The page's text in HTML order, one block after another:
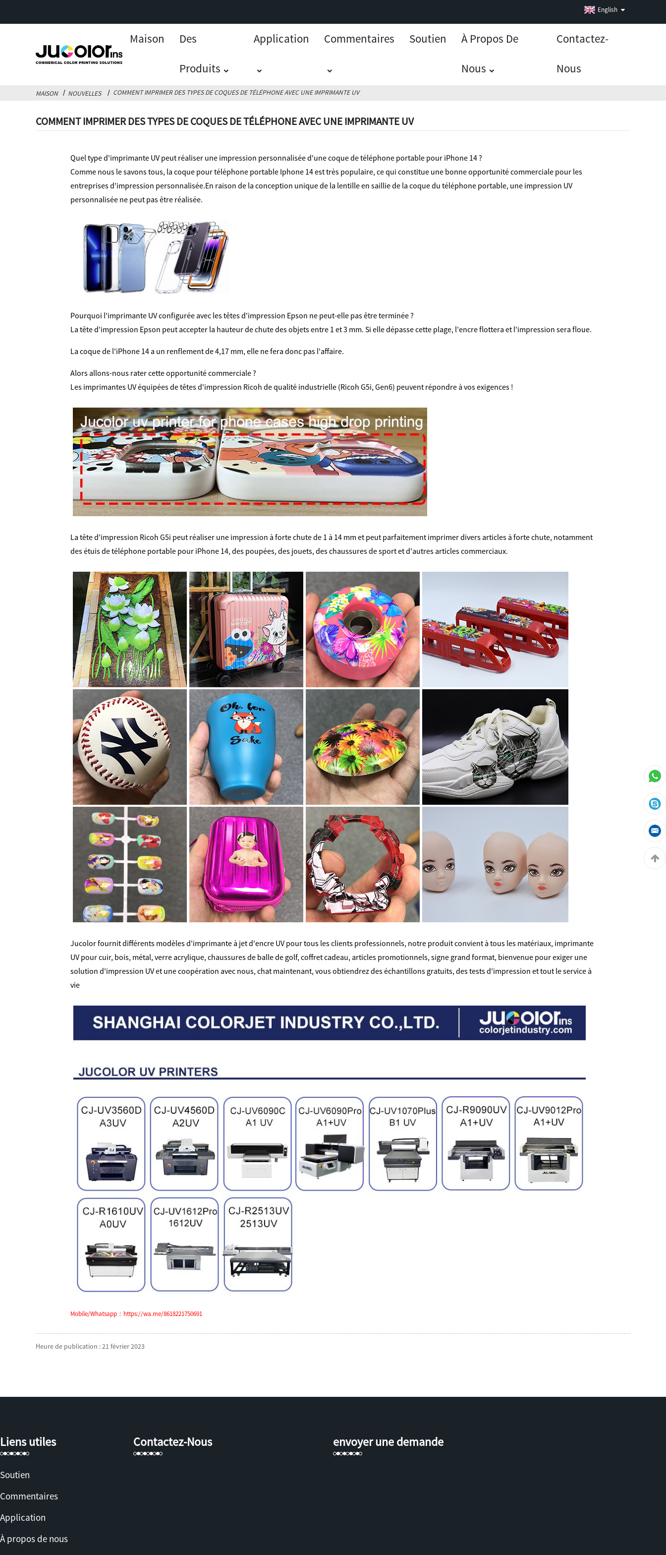
English
Maison Des
Produits
Application Commentaires Soutien À Propos De
Nous
Contactez-
Nous
MAISON NOUVELLES COMMENT IMPRIMER DES TYPES DE COQUES DE TÉLÉPHONE AVEC UNE IMPRIMANTE UV
COMMENT IMPRIMER DES TYPES DE COQUES DE TÉLÉPHONE AVEC UNE IMPRIMANTE UV
Quel type d'imprimante UV peut réaliser une impression personnalisée d'une coque de téléphone portable pour iPhone 14 ?
Comme nous le savons tous, la coque pour téléphone portable Iphone 14 est très populaire, ce qui constitue une bonne opportunité commerciale pour les
entreprises d'impression personnalisée.En raison de la conception unique de la lentille en saillie de la coque du téléphone portable, une impression UV
personnalisée ne peut pas être réalisée.
Pourquoi l'imprimante UV configurée avec les têtes d'impression Epson ne peut-elle pas être terminée ?
La tête d'impression Epson peut accepter la hauteur de chute des objets entre 1 et 3 mm. Si elle dépasse cette plage, l'encre flottera et l'impression sera floue.
La coque de l'iPhone 14 a un renflement de 4,17 mm, elle ne fera donc pas l'affaire.
Alors allons-nous rater cette opportunité commerciale ?
Les imprimantes UV équipées de têtes d'impression Ricoh de qualité industrielle (Ricoh G5i, Gen6) peuvent répondre à vos exigences !
La tête d'impression Ricoh G5i peut réaliser une impression à forte chute de 1 à 14 mm et peut parfaitement imprimer divers articles à forte chute, notamment
des étuis de téléphone portable pour iPhone 14, des poupées, des jouets, des chaussures de sport et d'autres articles commerciaux.
Jucolor fournit différents modèles d'imprimante à jet d'encre UV pour tous les clients professionnels, notre produit convient à tous les matériaux, imprimante
UV pour cuir, bois, métal, verre acrylique, chaussures de balle de golf, coffret cadeau, articles promotionnels, signe grand format, bienvenue pour exiger une
solution d'impression UV et une coopération avec nous, chat maintenant, vous obtiendrez des échantillons gratuits, des tests d'impression et tout le service à
vie
Mobile/Whatsapp：https://wa.me/8618221750691
Heure de publication : 21 février 2023
Liens utiles
Soutien
Commentaires
Application
À propos de nous
Contactez-Nous envoyer une demande